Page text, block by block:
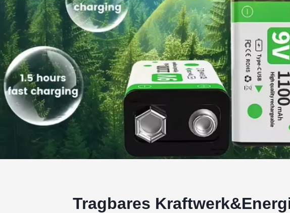
Tragbares